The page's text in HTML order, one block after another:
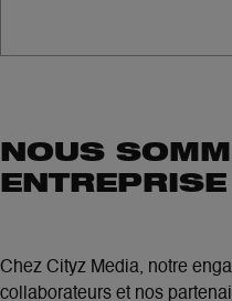
NOUS
Chez Cityz Media, notre
collaborateurs et nos